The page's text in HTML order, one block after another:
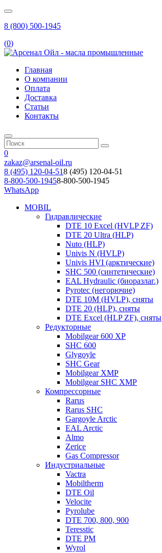
8 (800) 500-1945
(0)
Главная
О компании
Оплата
Доставка
Статьи
Контакты
0
zakaz@arsenal-oil.ru
8 (495) 120-04-518 (495) 120-04-51
8-800-500-19458-800-500-1945
WhatsApp
MOBIL
Гидравлические
DTE 10 Excel (HVLP ZF)
DTE 20 Ultra (HLP)
Nuto (HLP)
Univis N (HVLP)
Univis HVI (арктические)
SHC 500 (синтетические)
EAL Hydraulic (биоразлаг.)
Pyrotec (негорючие)
DTE 10M (HVLP), сняты
DTE 20 (HLP), сняты
DTE Excel (HLP ZF), сняты
Редукторные
Mobilgear 600 XP
SHC 600
Glygoyle
SHC Gear
Mobilgear XMP
Mobilgear SHC XMP
Компрессорные
Rarus
Rarus SHC
Gargoyle Arctic
EAL Arctic
Almo
Zerice
Gas Compressor
Индустриальные
Vactra
Mobiltherm
DTE Oil
Velocite
Pyrolube
DTE 700, 800, 900
Teresstic
DTE PM
Wyrol